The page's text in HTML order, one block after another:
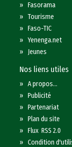
»Fasorama
»Tourisme
»Faso-TIC
»Yenenga.net
» Jeunes
Nos liens utiles
»A propos...
»Publicité
»Partenariat
»Plan du site
»Flux RSS 2.0
»Condition